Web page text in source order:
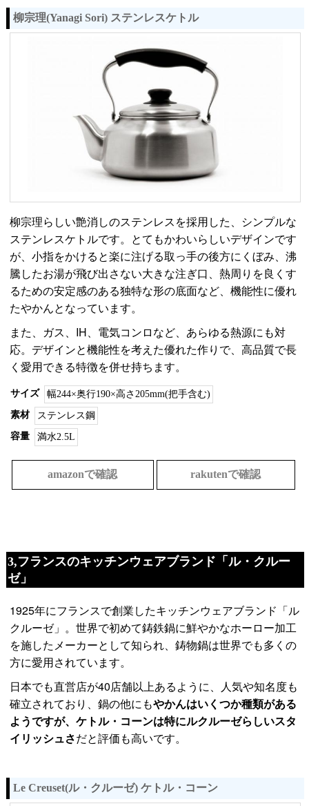
柳宗理(Yanagi Sori) ステンレスケトル
柳宗理らしい艶消しのステンレスを採用した、シンプルな
ステンレスケトルです。とてもかわいらしいデザインです
が、小指をかけると楽に注げる取っ手の後方にくぼみ、沸
騰したお湯が飛び出さない大きな注ぎ口、熱周りを良くす
るための安定感のある独特な形の底面など、機能性に優れ
たやかんとなっています。
また、ガス、IH、電気コンロなど、あらゆる熱源にも対
応。デザインと機能性を考えた優れた作りで、高品質で長
く愛用できる特徴を併せ持ちます。
サイズ
幅244×奥行190×高さ205mm(把手含む)
素材
ステンレス鋼
容量
満水2.5L
amazonで確認 rakutenで確認
3,フランスのキッチンウェアブランド「ル・クルー
ゼ」
1925年にフランスで創業したキッチンウェアブランド「ル
クルーゼ」。世界で初めて鋳鉄鍋に鮮やかなホーロー加工
を施したメーカーとして知られ、鋳物鍋は世界でも多くの
方に愛用されています。
日本でも直営店が40店舗以上あるように、人気や知名度も
確立されており、鍋の他にもやかんはいくつか種類がある
ようですが、ケトル・コーンは特にルクルーゼらしいスタ
イリッシュさだと評価も高いです。
Le Creuset(ル・クルーゼ) ケトル・コーン